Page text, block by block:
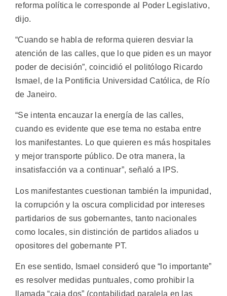
reforma política le corresponde al Poder Legislativo,
dijo.
“Cuando se habla de reforma quieren desviar la
atención de las calles, que lo que piden es un mayor
poder de decisión”, coincidió el politólogo Ricardo
Ismael, de la Pontificia Universidad Católica, de Río
de Janeiro.
“Se intenta encauzar la energía de las calles,
cuando es evidente que ese tema no estaba entre
los manifestantes. Lo que quieren es más hospitales
y mejor transporte público. De otra manera, la
insatisfacción va a continuar”, señaló a IPS.
Los manifestantes cuestionan también la impunidad,
la corrupción y la oscura complicidad por intereses
partidarios de sus gobernantes, tanto nacionales
como locales, sin distinción de partidos aliados u
opositores del gobernante PT.
En ese sentido, Ismael consideró que “lo importante”
es resolver medidas puntuales, como prohibir la
llamada “caja dos” (contabilidad paralela en las